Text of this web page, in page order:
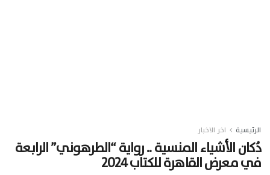
الرئيسية اخر الاخبار
دُكان الأشياء المنسية .. رواية “الطرهوني” الرابعة
في معرض القاهرة للكتاب ٢٠٢٤